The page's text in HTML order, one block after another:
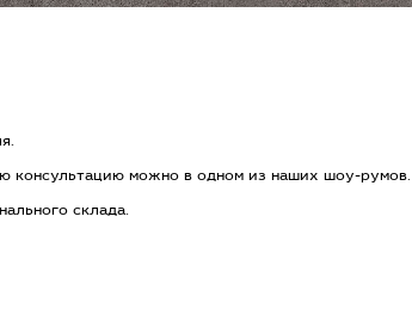
консультацию можно в одном из наших шоу-румов.
склада.